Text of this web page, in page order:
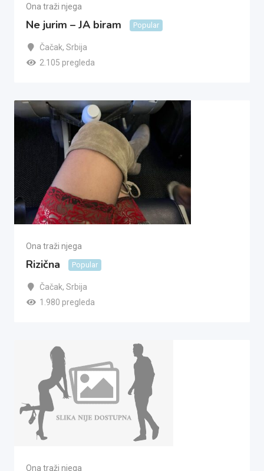
Ona traži njega
Ne jurim – JA biram Popular
Čačak, Srbija
2.105 pregleda
Ona traži njega
Rizična Popular
Čačak, Srbija
1.980 pregleda
Ona traži njega